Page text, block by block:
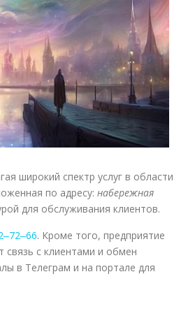
широкий спектр услуг в области
по адресу: набережная
для обслуживания клиентов.
. Кроме того, предприятие
связь с клиентами и обмен
в Телеграм и на портале для